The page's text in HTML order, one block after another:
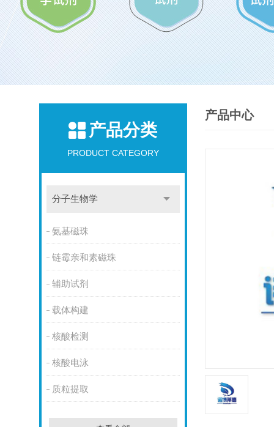
产品分类
PRODUCT CATEGORY
分子生物学
氨基磁珠
链霉亲和素磁珠
辅助试剂
载体构建
核酸检测
核酸电泳
质粒提取
产品中心